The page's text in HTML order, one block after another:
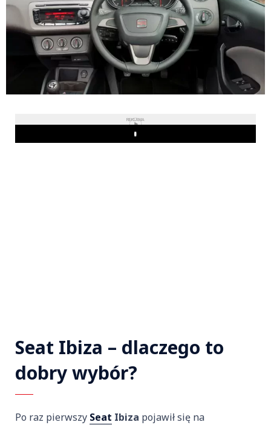
REKLAMA
Play
Seat Ibiza – dlaczego to
dobry wybór?
Po raz pierwszy Seat Ibiza pojawił się na